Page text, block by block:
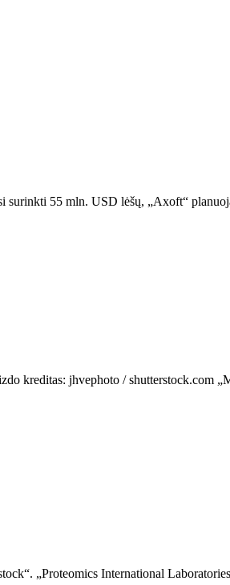
surinkti 55 mln. USD lėšų, „Axoft“
kreditas: jhvephoto / shutterstock.com
„Proteomics International